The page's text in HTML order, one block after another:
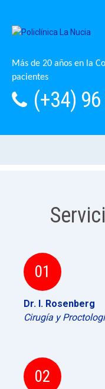
Más de 20 años en la
pacientes
(+34)
01
Dr. I. Rosenberg
Cirugía y
02